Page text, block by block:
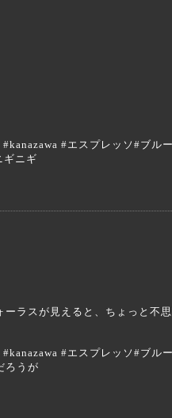
#エスプレッソ#ブル
ギニギ
ラスが見えると、ちょっと不思
#エスプレッソ#ブル
ろうが